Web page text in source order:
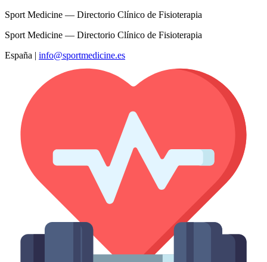
Sport Medicine — Directorio Clínico de Fisioterapia
Sport Medicine — Directorio Clínico de Fisioterapia
España | info@sportmedicine.es